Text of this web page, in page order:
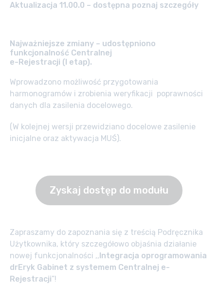
Aktualizacja 11.00.0 – dostępna poznaj szczegóły
Najważniejsze zmiany – udostępniono
funkcjonalność Centralnej
e-Rejestracji (I etap).
Wprowadzono możliwość przygotowania
harmonogramów i zrobienia weryfikacji poprawności
danych dla zasilenia docelowego.
(W kolejnej wersji przewidziano docelowe zasilenie
inicjalne oraz aktywacja MUŚ).
Zyskaj dostęp do modułu
Zapraszamy do zapoznania się z treścią Podręcznika
Użytkownika, który szczegółowo objaśnia działanie
nowej funkcjonalności ,,Integracja oprogramowania
drEryk Gabinet z systemem Centralnej e-
Rejestracji”!